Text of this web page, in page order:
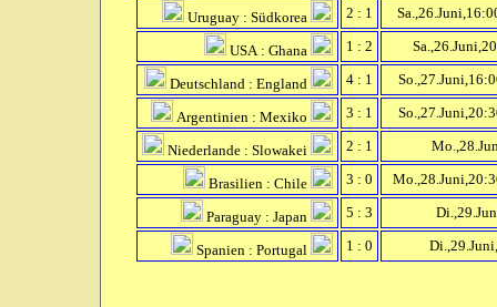
Uruguay : Südkorea
2 : 1
USA : Ghana 1 : 2
Deutschland : England 4 : 1
Argentinien : Mexiko 3 : 1
Niederlande : Slowakei 2 : 1
Brasilien : Chile 3 : 0
Paraguay : Japan 5 : 3
Spanien : Portugal 1 : 0